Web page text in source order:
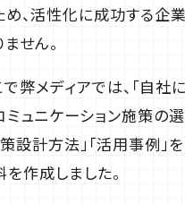
め、活性化に成功する企
せん。
で弊メディアでは、「自社
ミュニケーション施策の選
策設計方法」「活用事例」
を作成しました。